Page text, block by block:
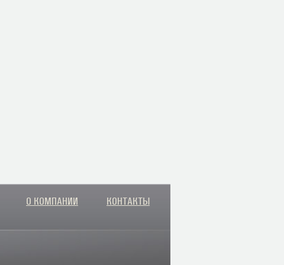
О КОМПАНИИ КОНТАКТЫ